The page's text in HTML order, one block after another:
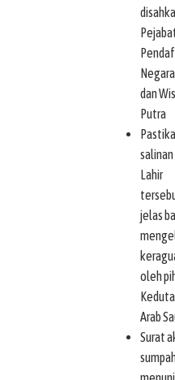
dan
Putra
Lahir
jelas
oleh
Arab
Surat